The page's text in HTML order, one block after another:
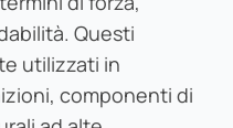
Questi
utilizzati in
componenti di